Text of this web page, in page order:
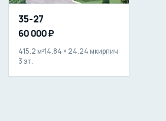
35-27
60 000 ₽
415.2 м²14.84 × 24.24 мкирпич
3 эт.